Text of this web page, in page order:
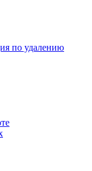
по удалению